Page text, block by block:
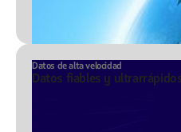
Datos de alta velocidad
Datos fiables y